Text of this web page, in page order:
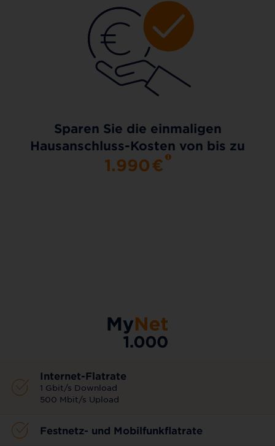
Sparen Sie die einmaligen
Hausanschluss-Kosten von bis zu
1.990€
Internet-Flatrate
1 Gbit/s Download
500 Mbit/s Upload
Festnetz- und Mobilfunkflatrate